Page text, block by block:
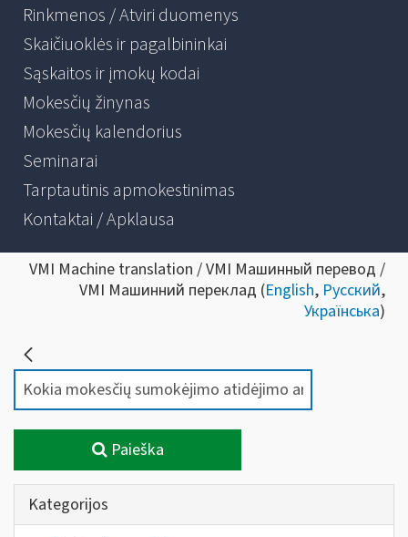
Rinkmenos / Atviri duomenys
Skaičiuoklės ir pagalbininkai
Sąskaitos ir įmokų kodai
Mokesčių žinynas
Mokesčių kalendorius
Seminarai
Tarptautinis apmokestinimas
Kontaktai / Apklausa
VMI Machine translation / VMI Машинный перевод /
VMI Машинний переклад (English, Русский,
Українська)
Paieška
Kategorijos